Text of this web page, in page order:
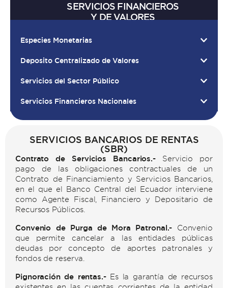
SERVICIOS FINANCIEROS
Y DE VALORES
Especies Monetarias
Deposito Centralizado de Valores
Servicios del Sector Público
Servicios Financieros Nacionales
SERVICIOS BANCARIOS DE RENTAS
(SBR)
Contrato de Servicios Bancarios.- Servicio por
pago de las obligaciones contractuales de un
Contrato de Financiamiento y Servicios Bancarios,
en el que el Banco Central del Ecuador interviene
como Agente Fiscal, Financiero y Depositario de
Recursos Públicos.
Convenio de Purga de Mora Patronal.- Convenio
que permite cancelar a las entidades públicas
deudas por concepto de aportes patronales y
fondos de reserva.
Pignoración de rentas.-Es la garantía de recursos